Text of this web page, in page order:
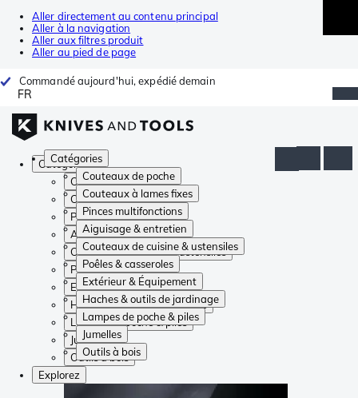
Aller directement au contenu principal
Aller à la navigation
Aller aux filtres produit
Aller au pied de page
Commandé aujourd'hui, expédié demain
FR
Catégories
Couteaux de poche
Couteaux à lames fixes
Pinces multifonctions
Aiguisage & entretien
Couteaux de cuisine & ustensiles
Poêles & casseroles
Extérieur & Équipement
Haches & outils de jardinage
Lampes de poche & piles
Jumelles
Outils à bois
Catégories
Couteaux de poche
Couteaux à lames fixes
Pinces multifonctions
Aiguisage & entretien
Couteaux de cuisine & ustensiles
Poêles & casseroles
Extérieur & Équipement
Haches & outils de jardinage
Lampes de poche & piles
Jumelles
Outils à bois
Explorez